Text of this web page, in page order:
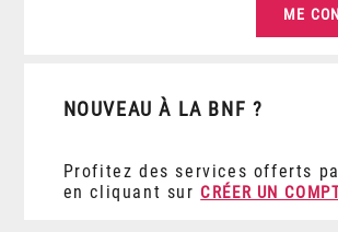
NOUVEAU À LA BNF ?
Profitez des services offerts
en cliquant sur CRÉER UN